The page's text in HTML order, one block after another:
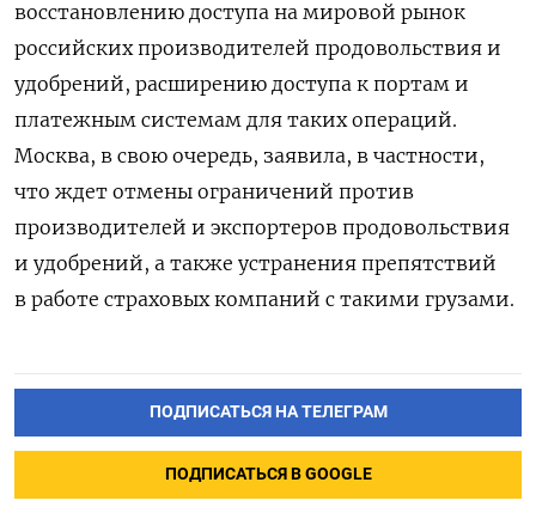
восстановлению доступа на мировой рынок
российских производителей продовольствия и
удобрений, расширению доступа к портам и
платежным системам для таких операций.
Москва, в свою очередь, заявила, в частности,
что ждет отмены ограничений против
производителей и экспортеров продовольствия
и удобрений, а также устранения препятствий
в работе страховых компаний с такими грузами.
ПОДПИСАТЬСЯ НА ТЕЛЕГРАМ
ПОДПИСАТЬСЯ В GOOGLE